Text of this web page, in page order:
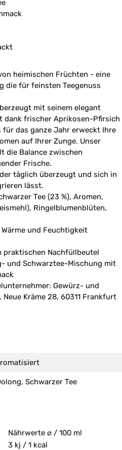
heimischen Früchten - eine
die für feinsten Teegenuss
mit seinem elegant
dank frischer Aprikosen-Pfirsich
für das ganze Jahr erweckt Ihre
auf Ihrer Zunge. Unser
die Balance zwischen
Frische.
täglich überzeugt und sich in
lässt.
Tee (23 %), Aromen,
Ringelblumenblüten,
und Feuchtigkeit
praktischen Nachfüllbeutel
und Schwarztee-Mischung mit
Gewürz- und
Neue Kräme 28, 60311 Frankfurt
Schwarzer Tee
Nährwerte ⌀ / 100 ml
3 kj / 1 kcal